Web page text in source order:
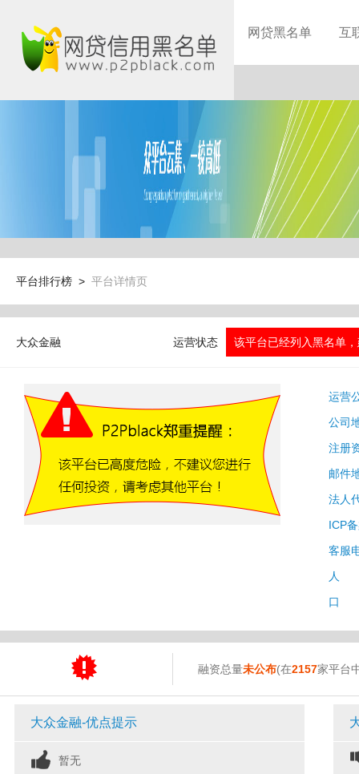
网贷黑名单 互
平台排行榜 > 平台详情页
大众金融 运营状态 该平台已经列入黑名单
运营
公司
注册
邮件
法人
ICP
客服
人
口
融资总量未公布(在2157家平台
大众金融-优点提示
暂无